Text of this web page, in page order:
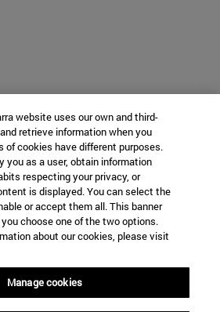
website uses our own and third-
retrieve information when you
of cookies have different purposes.
you as a user, obtain information
respecting your privacy, or
is displayed. You can select the
or accept them all. This banner
choose one of the two options.
about our cookies, please visit
Manage cookies